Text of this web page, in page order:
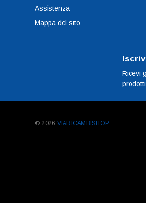
Assistenza
Mappa del sito
Ricevi
© 2026 VIARICAMBISHOP.